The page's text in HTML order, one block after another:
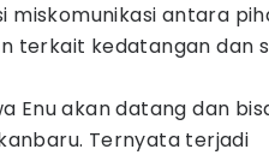
miskomunikasi antara
terkait kedatangan dan
Enu akan datang dan
Ternyata terjadi